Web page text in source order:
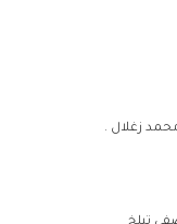
زغلال .